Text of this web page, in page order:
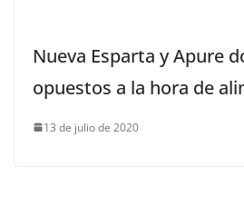
Nueva Esparta y Apure
opuestos a la hora de
13 de julio de 2020